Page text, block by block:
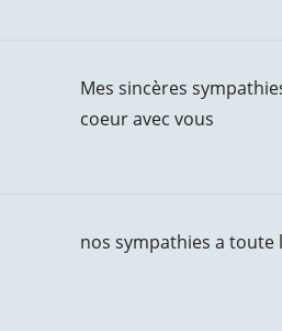
Mes sincères
coeur avec vous
nos sympathies a toute